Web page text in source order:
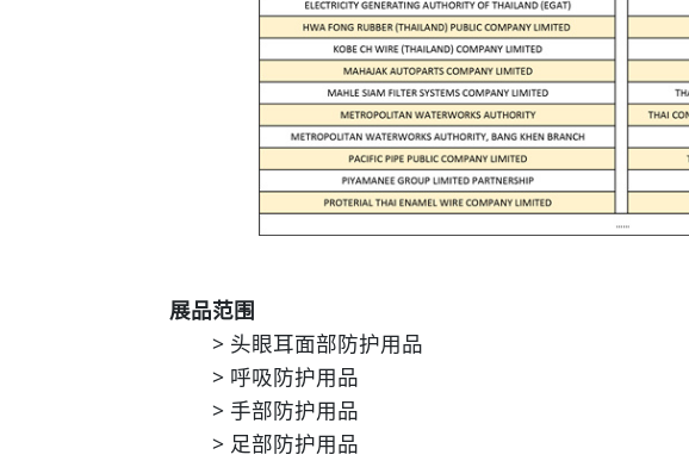
展品范围
> 头眼耳面部防护用品
> 呼吸防护用品
> 手部防护用品
> 足部防护用品